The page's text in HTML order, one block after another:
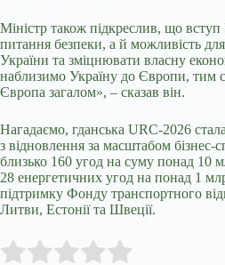
Міністр також підкреслив, що
питання безпеки, а й можливість
України та зміцнювати власну
наблизимо Україну до Європи, тим
Європа загалом», – сказав він.
Нагадаємо, гданська URC-2026
з відновлення за масштабом бізнес-
близько 160 угод на суму понад 10
28 енергетичних угод на понад 1
підтримку Фонду транспортного
Литви, Естонії та Швеції.
Rate this item: